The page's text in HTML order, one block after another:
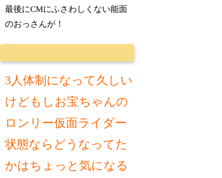
最後にCMにふさわしくない能面
のおっさんが！
3人体制になって久しい
けどもしお宝ちゃんの
ロンリー仮面ライダー
状態ならどうなってた
かはちょっと気になる